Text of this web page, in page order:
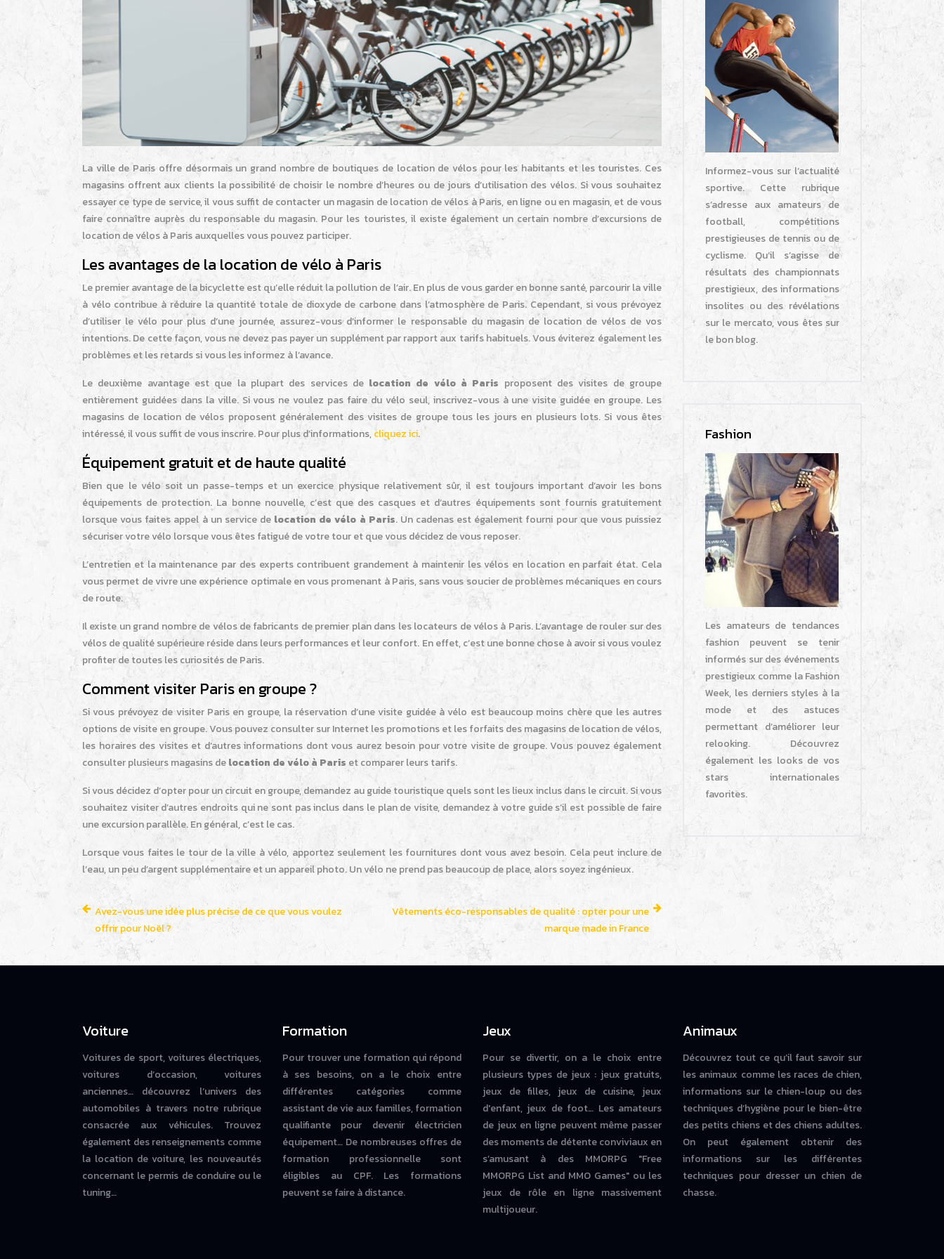
La ville de Paris offre désormais un grand nombre de boutiques de location de vélos pour les habitants et les touristes. Ces
magasins offrent aux clients la possibilité de choisir le nombre d’heures ou de jours d’utilisation des vélos. Si vous souhaitez
essayer ce type de service, il vous suffit de contacter un magasin de location de vélos à Paris, en ligne ou en magasin, et de vous
faire connaître auprès du responsable du magasin. Pour les touristes, il existe également un certain nombre d’excursions de
location de vélos à Paris auxquelles vous pouvez participer.
Les avantages de la location de vélo à Paris
Le premier avantage de la bicyclette est qu’elle réduit la pollution de l’air. En plus de vous garder en bonne santé, parcourir la ville
à vélo contribue à réduire la quantité totale de dioxyde de carbone dans l’atmosphère de Paris. Cependant, si vous prévoyez
d’utiliser le vélo pour plus d’une journée, assurez-vous d’informer le responsable du magasin de location de vélos de vos
intentions. De cette façon, vous ne devez pas payer un supplément par rapport aux tarifs habituels. Vous éviterez également les
problèmes et les retards si vous les informez à l’avance.
Le deuxième avantage est que la plupart des services de location de vélo à Paris proposent des visites de groupe
entièrement guidées dans la ville. Si vous ne voulez pas faire du vélo seul, inscrivez-vous à une visite guidée en groupe. Les
magasins de location de vélos proposent généralement des visites de groupe tous les jours en plusieurs lots. Si vous êtes
intéressé, il vous suffit de vous inscrire. Pour plus d’informations,cliquez ici.
Équipement gratuit et de haute qualité
Bien que le vélo soit un passe-temps et un exercice physique relativement sûr, il est toujours important d’avoir les bons
équipements de protection. La bonne nouvelle, c’est que des casques et d’autres équipements sont fournis gratuitement
lorsque vous faites appel à un service de location de vélo à Paris. Un cadenas est également fourni pour que vous puissiez
sécuriser votre vélo lorsque vous êtes fatigué de votre tour et que vous décidez de vous reposer.
L’entretien et la maintenance par des experts contribuent grandement à maintenir les vélos en location en parfait état. Cela
vous permet de vivre une expérience optimale en vous promenant à Paris, sans vous soucier de problèmes mécaniques en cours
de route.
Il existe un grand nombre de vélos de fabricants de premier plan dans les locateurs de vélos à Paris. L’avantage de rouler sur des
vélos de qualité supérieure réside dans leurs performances et leur confort. En effet, c’est une bonne chose à avoir si vous voulez
profiter de toutes les curiosités de Paris.
Comment visiter Paris en groupe ?
Si vous prévoyez de visiter Paris en groupe, la réservation d’une visite guidée à vélo est beaucoup moins chère que les autres
options de visite en groupe. Vous pouvez consulter sur Internet les promotions et les forfaits des magasins de location de vélos,
les horaires des visites et d’autres informations dont vous aurez besoin pour votre visite de groupe. Vous pouvez également
consulter plusieurs magasins delocation de vélo à Paris et comparer leurs tarifs.
Si vous décidez d’opter pour un circuit en groupe, demandez au guide touristique quels sont les lieux inclus dans le circuit. Si vous
souhaitez visiter d’autres endroits qui ne sont pas inclus dans le plan de visite, demandez à votre guide s’il est possible de faire
une excursion parallèle. En général, c’est le cas.
Lorsque vous faites le tour de la ville à vélo, apportez seulement les fournitures dont vous avez besoin. Cela peut inclure de
l’eau, un peu d’argent supplémentaire et un appareil photo. Un vélo ne prend pas beaucoup de place, alors soyez ingénieux.
Avez-vous une idée plus précise de ce que vous voulez
offrir pour Noël ?
Vêtements éco-responsables de qualité : opter pour une
marque made in France
Informez-vous sur l’actualité
sportive. Cette rubrique
s’adresse aux amateurs de
football, compétitions
prestigieuses de tennis ou de
cyclisme. Qu’il s’agisse de
résultats des championnats
prestigieux, des informations
insolites ou des révélations
sur le mercato, vous êtes sur
le bon blog.
Fashion
Les amateurs de tendances
fashion peuvent se tenir
informés sur des événements
prestigieux comme la Fashion
Week, les derniers styles à la
mode et des astuces
permettant d’améliorer leur
relooking. Découvrez
également les looks de vos
stars internationales
favorites.
Voiture
Voitures de sport, voitures électriques,
voitures d’occasion, voitures
anciennes… découvrez l’univers des
automobiles à travers notre rubrique
consacrée aux véhicules. Trouvez
également des renseignements comme
la location de voiture, les nouveautés
concernant le permis de conduire ou le
tuning…
Formation
Pour trouver une formation qui répond
à ses besoins, on a le choix entre
différentes catégories comme
assistant de vie aux familles, formation
qualifiante pour devenir électricien
équipement… De nombreuses offres de
formation professionnelle sont
éligibles au CPF. Les formations
peuvent se faire à distance.
Jeux
Pour se divertir, on a le choix entre
plusieurs types de jeux : jeux gratuits,
jeux de filles, jeux de cuisine, jeux
d'enfant, jeux de foot… Les amateurs
de jeux en ligne peuvent même passer
des moments de détente conviviaux en
s’amusant à des MMORPG "Free
MMORPG List and MMO Games" ou les
jeux de rôle en ligne massivement
multijoueur.
Animaux
Découvrez tout ce qu’il faut savoir sur
les animaux comme les races de chien,
informations sur le chien-loup ou des
techniques d’hygiène pour le bien-être
des petits chiens et des chiens adultes.
On peut également obtenir des
informations sur les différentes
techniques pour dresser un chien de
chasse.